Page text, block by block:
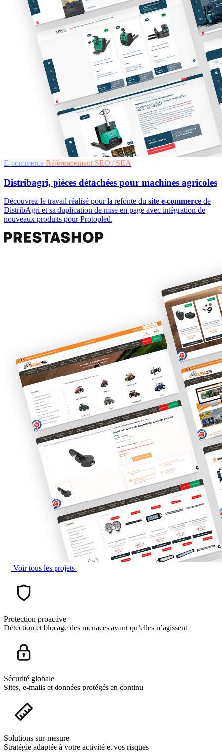
E-commerce Référencement SEO / SEA
Distribagri, pièces détachées pour machines agricoles
Découvrez le travail réalisé pour la refonte du site e-commerce de
DistribAgri et sa duplication de mise en page avec intégration de
nouveaux produits pour Protopled.
Voir tous les projets
Protection proactive
Détection et blocage des menaces avant qu’elles n’agissent
Sécurité globale
Sites, e-mails et données protégés en continu
Solutions sur-mesure
Stratégie adaptée à votre activité et vos risques